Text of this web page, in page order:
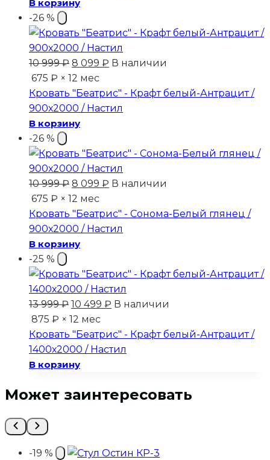
48
В корзину
-26 %
10 999₽ Первоначальная
цена
составляла
10
999 ₽.
8 099 ₽ Текущая
8
099 ₽.
В наличии
675 ₽ × 12 мес
Кровать "Беатрис" - Крафт белый-Антрацит /
900х2000 / Настил
В корзину
-26 %
10 999₽ Первоначальная
цена
составляла
10
999 ₽.
8 099 ₽ Текущая
8
099 ₽.
В наличии
675 ₽ × 12 мес
Кровать "Беатрис" - Сонома-Белый глянец /
900х2000 / Настил
В корзину
-25 %
13 999₽ Первоначальная
цена
составляла
13
999 ₽.
10 499 ₽ Текущая
10
499 ₽.
В наличии
875 ₽ × 12 мес
Кровать "Беатрис" - Крафт белый-Антрацит /
1400х2000 / Настил
В корзину
Может заинтересовать
-19 %